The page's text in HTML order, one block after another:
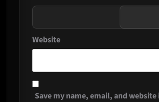
Website
Save my name, email, and website